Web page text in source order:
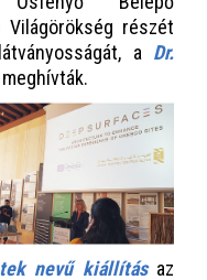
Világörökség részét
a Dr.
nevű kiállításaz